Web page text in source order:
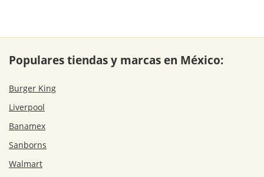
Populares tiendas y marcas en México:
Burger King
Liverpool
Banamex
Sanborns
Walmart